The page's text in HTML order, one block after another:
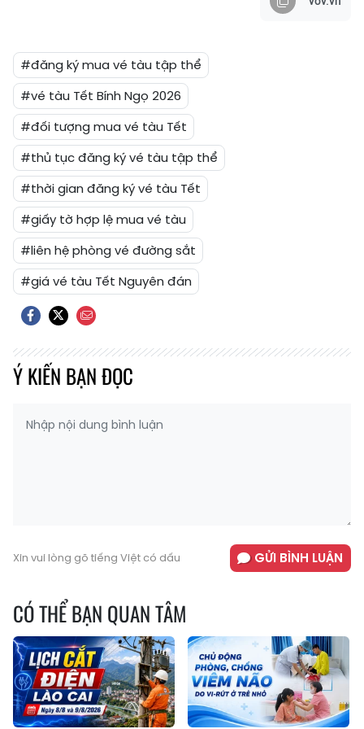
#đăng ký mua vé tàu tập thể
#vé tàu Tết Bính Ngọ 2026
#đối tượng mua vé tàu Tết
#thủ tục đăng ký vé tàu tập thể
#thời gian đăng ký vé tàu Tết
#giấy tờ hợp lệ mua vé tàu
#liên hệ phòng vé đường sắt
#giá vé tàu Tết Nguyên đán
Ý KIẾN BẠN ĐỌC
Xin vui lòng gõ tiếng Việt có dấu GỬI BÌNH LUẬN
CÓ THỂ BẠN QUAN TÂM